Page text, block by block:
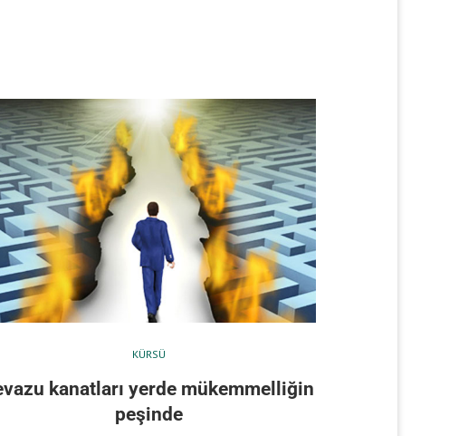
KÜRSÜ
kanatları yerde mükemmelliğin
peşinde